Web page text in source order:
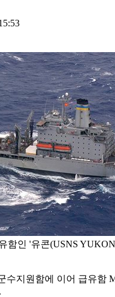
함인 '유콘(USNS
지원함에 이어 급유함